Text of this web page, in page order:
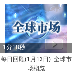
1分18秒
每日回顾(1月13日): 全球市
场概览